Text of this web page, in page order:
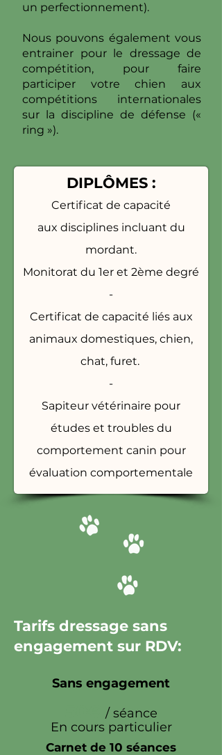
un perfectionnement).
Nous pouvons également vous
entrainer pour le dressage de
compétition, pour faire
participer votre chien aux
compétitions internationales
sur la discipline de défense («
ring »).
DIPLÔMES :
Certificat de capacité
aux disciplines incluant du
mordant.
Monitorat du 1er et 2ème degré
-
Certificat de capacité liés aux
animaux domestiques, chien,
chat, furet.
-
Sapiteur vétérinaire pour
études et troubles du
comportement canin pour
évaluation comportementale
Tarifs dressage sans
engagement sur RDV:
Sans engagement
/ séance
En cours particulier
Carnet de 10 séances